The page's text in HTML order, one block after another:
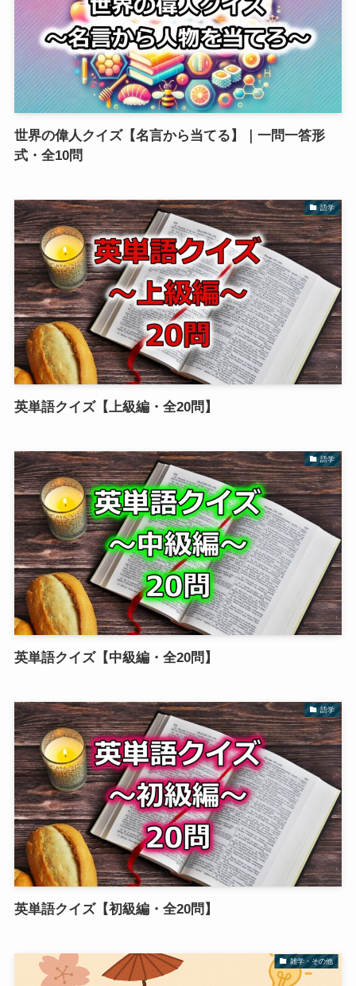
世界の偉人クイズ【名言から当てる】｜一問一答形
式・全10問
語学
英単語クイズ【上級編・全20問】
語学
英単語クイズ【中級編・全20問】
語学
英単語クイズ【初級編・全20問】
雑学・その他